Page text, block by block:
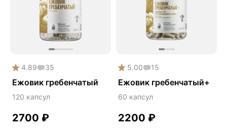
Детокс
Дикий ямс
Для волос
Зависимости
4.89 35
Ежовик гребенчатый
120 капсул
2700 ₽
5.00 15
Ежовик гребенчатый+
60 капсул
2200 ₽